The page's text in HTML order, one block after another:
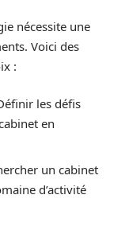
nécessite une
Voici des
:
les défis
en
un cabinet
d’activité